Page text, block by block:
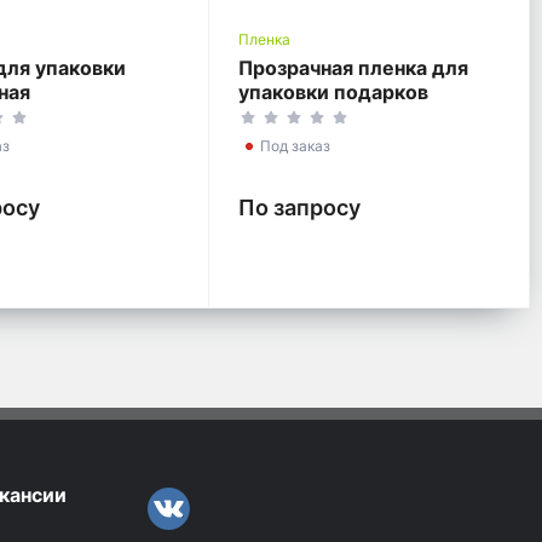
упаковки
Пленка
Прозрачная пленка для
упаковки подарков
Под заказ
По запросу